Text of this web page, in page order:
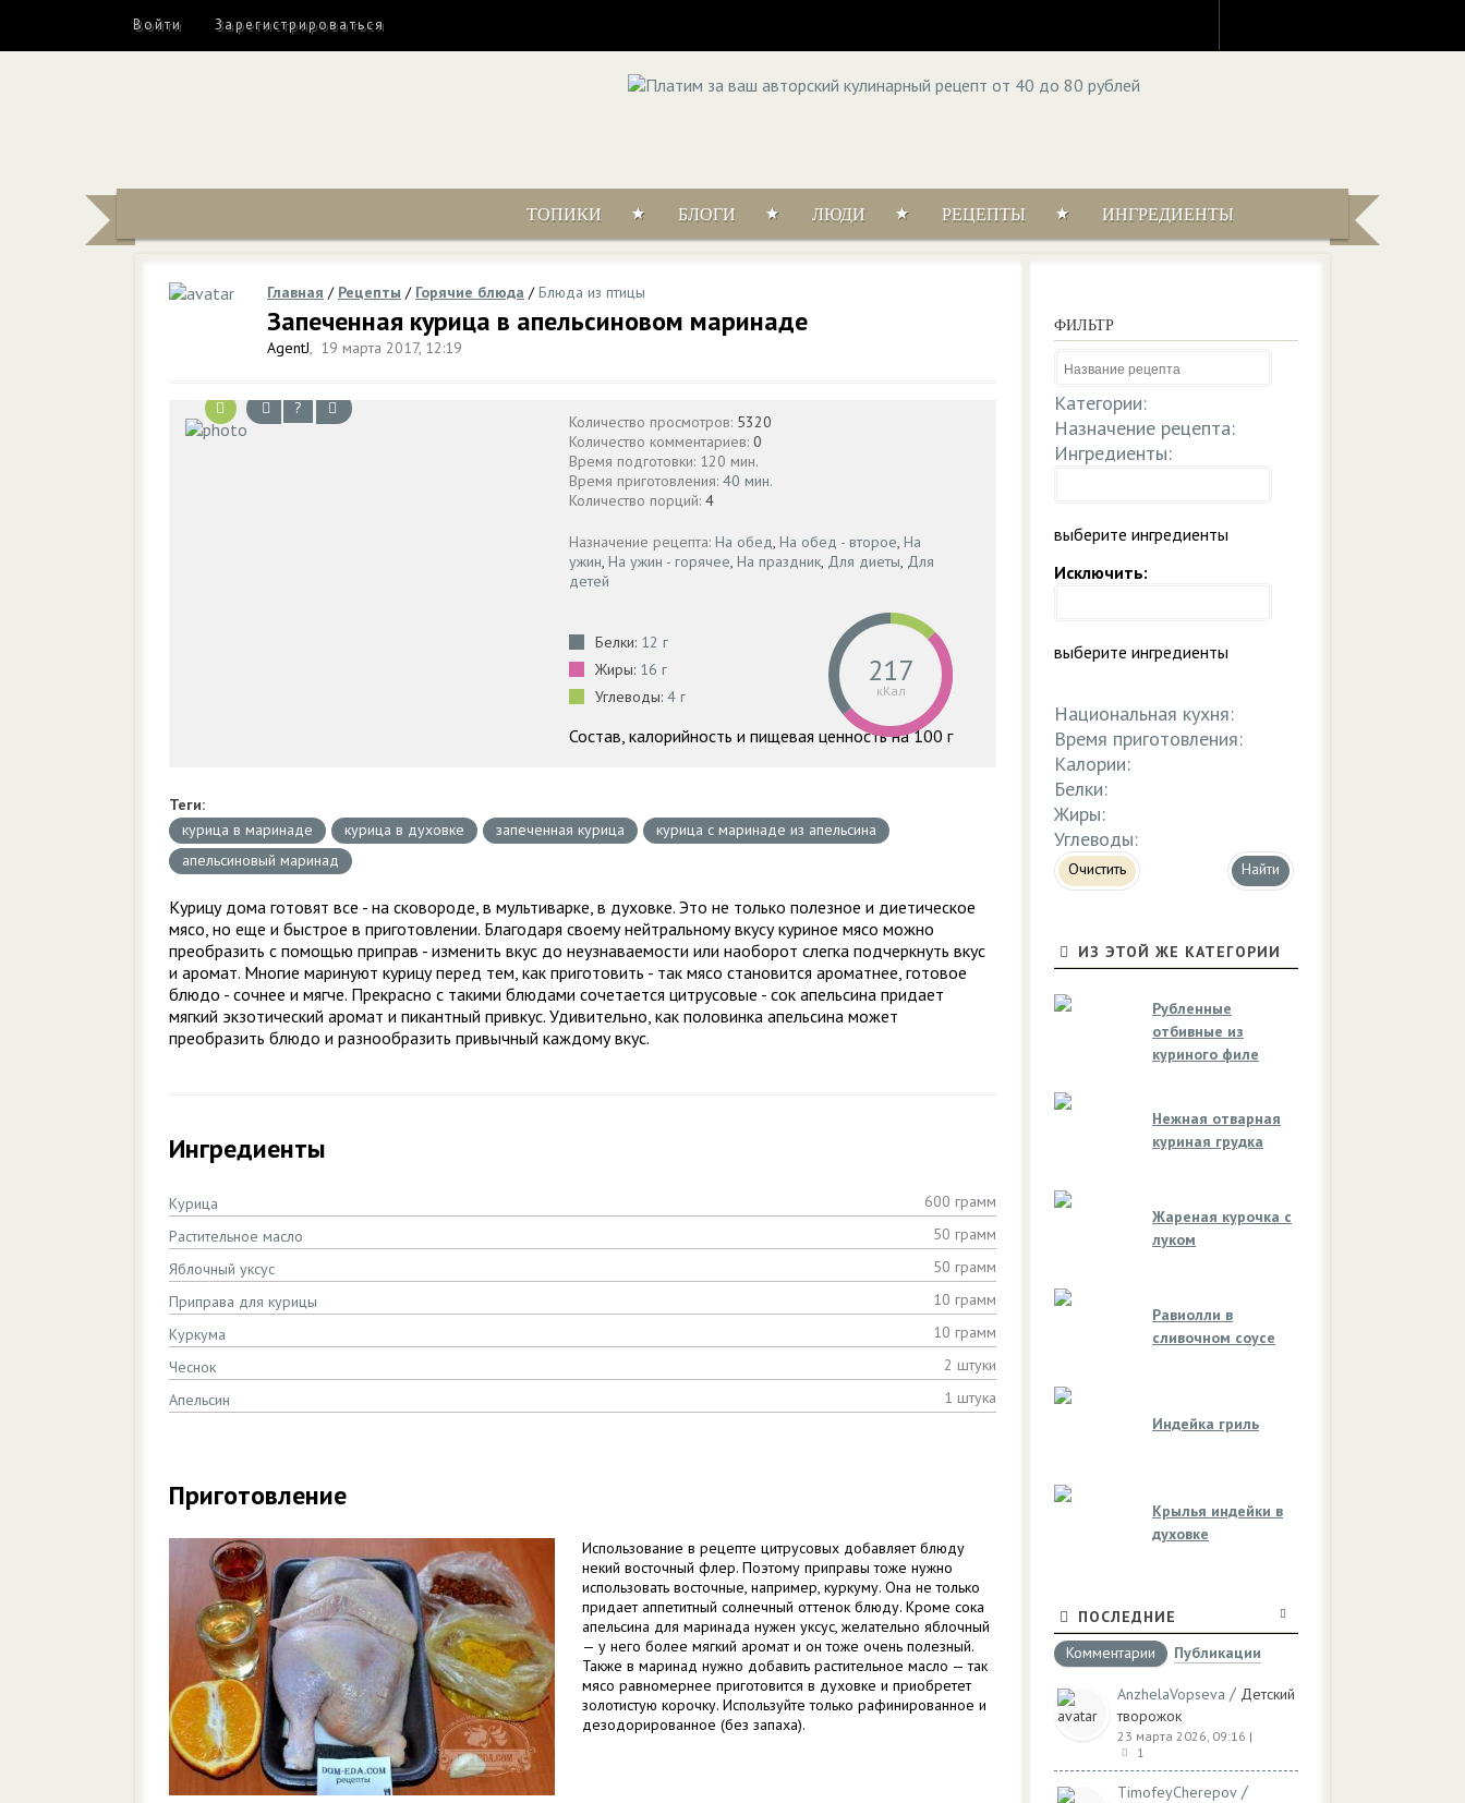
Войти Зарегистрироваться
ТОПИКИ БЛОГИ ЛЮДИ РЕЦЕПТЫ ИНГРЕДИЕНТЫ
Главная / Рецепты / Горячие блюда /Блюда из птицы
Запеченная курица в апельсиновом маринаде
AgentJ, 19 марта 2017, 12:19
?
Количество просмотров: 5320
Количество комментариев: 0
Время подготовки: 120 мин.
Время приготовления: 40 мин.
Количество порций: 4
Назначение рецепта: На обед, На обед - второе, На
ужин, На ужин - горячее, На праздник, Для диеты, Для
детей
Белки: 12 г
Жиры: 16 г
Углеводы: 4 г
217
кКал
Состав, калорийность и пищевая ценность на 100 г
Теги:
курица в маринаде
курица в духовке запеченная курица
курица с маринаде из апельсина
апельсиновый маринад
Курицу дома готовят все - на сковороде, в мультиварке, в духовке. Это не только полезное и диетическое
мясо, но еще и быстрое в приготовлении. Благодаря своему нейтральному вкусу куриное мясо можно
преобразить с помощью приправ - изменить вкус до неузнаваемости или наоборот слегка подчеркнуть вкус
и аромат. Многие маринуют курицу перед тем, как приготовить - так мясо становится ароматнее, готовое
блюдо - сочнее и мягче. Прекрасно с такими блюдами сочетается цитрусовые - сок апельсина придает
мягкий экзотический аромат и пикантный привкус. Удивительно, как половинка апельсина может
преобразить блюдо и разнообразить привычный каждому вкус.
Ингредиенты
Курица
600 грамм
Растительное масло
50 грамм
Яблочный уксус
50 грамм
Приправа для курицы
10 грамм
Куркума
10 грамм
Чеснок
2 штуки
Апельсин
1 штука
Приготовление
Использование в рецепте цитрусовых добавляет блюду
некий восточный флер. Поэтому приправы тоже нужно
использовать восточные, например, куркуму. Она не только
придает аппетитный солнечный оттенок блюду. Кроме сока
апельсина для маринада нужен уксус, желательно яблочный
— у него более мягкий аромат и он тоже очень полезный.
Также в маринад нужно добавить растительное масло — так
мясо равномернее приготовится в духовке и приобретет
золотистую корочку. Используйте только рафинированное и
дезодорированное (без запаха).
ФИЛЬТР
Категории:
Назначение рецепта:
Ингредиенты:
выберите ингредиенты
Исключить:
выберите ингредиенты
Национальная кухня:
Время приготовления:
Калории:
Белки:
Жиры:
Углеводы:
Очистить
ИЗ ЭТОЙ ЖЕ КАТЕГОРИИ
Рубленные
отбивные из
куриного филе
Нежная отварная
куриная грудка
Жареная курочка с
луком
Равиолли в
сливочном соусе
Индейка гриль
Крылья индейки в
духовке
ПОСЛЕДНИЕ
Комментарии
Публикации
AnzhelaVopseva / Детский
творожок
23 марта 2026, 09:16 |
1
TimofeyCherepov /